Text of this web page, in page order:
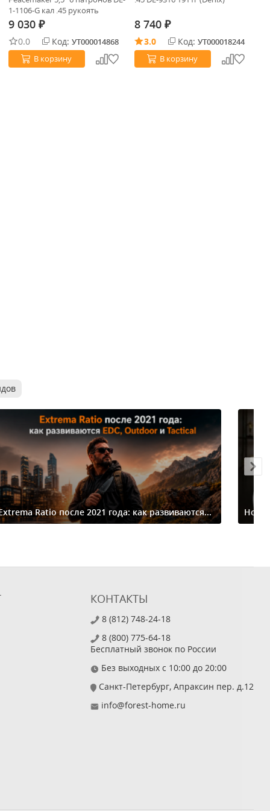
1-1106-G кал .45 рукоять
дерево США 1873 (Denix)
9 030 ₽
0.0 Код: УТ000014868
В корзину
8 740 ₽
3.0 Код: УТ000018244
В корзину
Ratio после 2021 года: как развиваются...
КОНТАКТЫ
8 (812) 748-24-18
8 (800) 775-64-18
Бесплатный звонок по России
Без выходных с 10:00 до 20:00
Санкт-Петербург, Апраксин пер. д.12
info@forest-home.ru